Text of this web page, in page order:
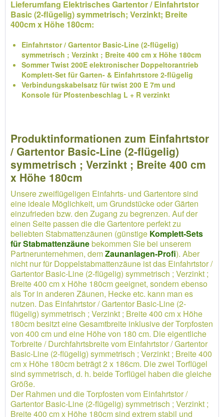
Lieferumfang Elektrisches Gartentor / Einfahrtstor
Basic (2-flügelig) symmetrisch; Verzinkt; Breite
400cm x Höhe 180cm:
Einfahrtstor / Gartentor Basic-Line (2-flügelig)
symmetrisch ; Verzinkt ; Breite 400 cm x Höhe 180cm
Sommer Twist 200E elektronischer Doppeltorantrieb
Komplett-Set für Garten- & Einfahrtstore 2-flügelig
Verbindungskabelsatz für twist 200 E 7m und
Konsole für Pfostenbeschlag L + R verzinkt
Produktinformationen zum Einfahrtstor
/ Gartentor Basic-Line (2-flügelig)
symmetrisch ; Verzinkt ; Breite 400 cm
x Höhe 180cm
Unsere zweiflügeligen Einfahrts- und Gartentore sind
eine ideale Möglichkeit, um Grundstücke oder Gärten
einzufrieden bzw. den Zugang zu begrenzen. Auf der
einen Seite passen die die Gartentore perfekt zu
beliebten Stabmattenzäunen (günstige Komplett-Sets
für Stabmattenzäunebekommen Sie bei unserem
Partnerunternehmen, demZaunanlagen-Profi). Aber
nicht nur für Doppelstabmattenzäune ist das Einfahrtstor /
Gartentor Basic-Line (2-flügelig) symmetrisch ; Verzinkt ;
Breite 400 cm x Höhe 180cm geeignet, sondern ebenso
als Tor in anderen Zäunen, Hecke etc. kann man es
nutzen. Das Einfahrtstor / Gartentor Basic-Line (2-
flügelig) symmetrisch ; Verzinkt ; Breite 400 cm x Höhe
180cm besitzt eine Gesamtbreite inklusive der Torpfosten
von 400 cm und eine Höhe von 180 cm. Die eigentliche
Torbreite / Durchfahrtsbreite vom Einfahrtstor / Gartentor
Basic-Line (2-flügelig) symmetrisch ; Verzinkt ; Breite 400
cm x Höhe 180cm beträgt 2 x 186cm. Die zwei Torflügel
sind symmetrisch, d. h. beide Torflügel haben die gleiche
Größe.
Der Rahmen und die Torpfosten vom Einfahrtstor /
Gartentor Basic-Line (2-flügelig) symmetrisch ; Verzinkt ;
Breite 400 cm x Höhe 180cm sind extrem stabil und